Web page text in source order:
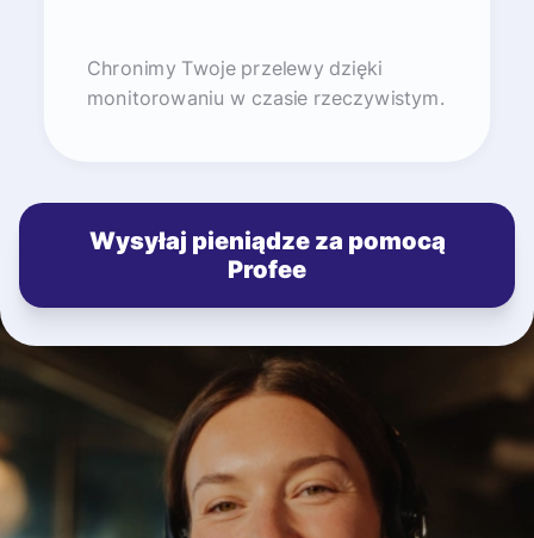
Chronimy Twoje przelewy dzięki
monitorowaniu w czasie rzeczywistym.
Wysyłaj pieniądze za pomocą
Profee